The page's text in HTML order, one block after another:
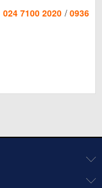
024 7100 2020 /0936